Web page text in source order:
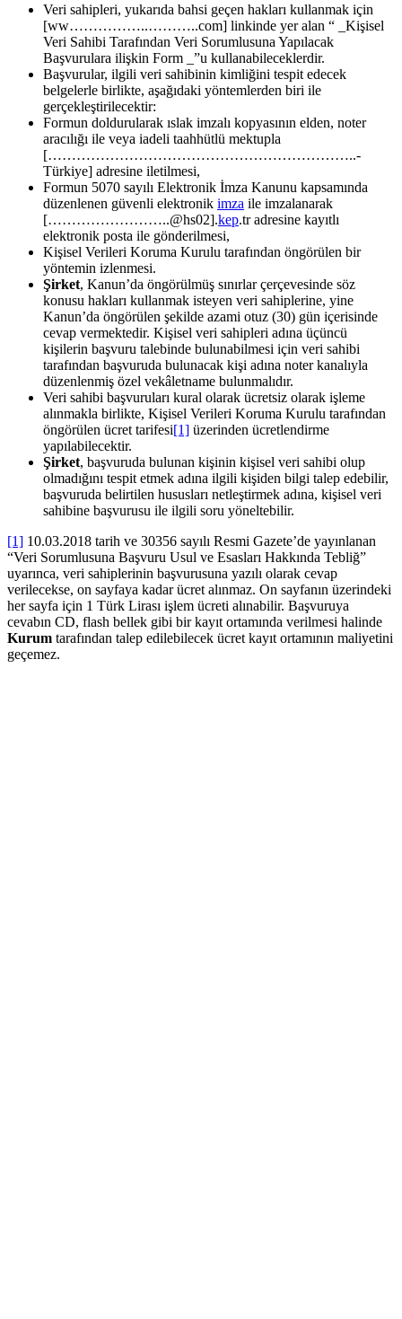
Veri sahipleri, yukarıda bahsi geçen hakları kullanmak için
[ww……………..………..com] linkinde yer alan “ _Kişisel
Veri Sahibi Tarafından Veri Sorumlusuna Yapılacak
Başvurulara ilişkin Form _”u kullanabileceklerdir.
Başvurular, ilgili veri sahibinin kimliğini tespit edecek
belgelerle birlikte, aşağıdaki yöntemlerden biri ile
gerçekleştirilecektir:
Formun doldurularak ıslak imzalı kopyasının elden, noter
aracılığı ile veya iadeli taahhütlü mektupla
[………………………………………………………..-
Türkiye] adresine iletilmesi,
Formun 5070 sayılı Elektronik İmza Kanunu kapsamında
düzenlenen güvenli elektronik imza ile imzalanarak
[……………………..@hs02].kep.tr adresine kayıtlı
elektronik posta ile gönderilmesi,
Kişisel Verileri Koruma Kurulu tarafından öngörülen bir
yöntemin izlenmesi.
Şirket, Kanun’da öngörülmüş sınırlar çerçevesinde söz
konusu hakları kullanmak isteyen veri sahiplerine, yine
Kanun’da öngörülen şekilde azami otuz (30) gün içerisinde
cevap vermektedir. Kişisel veri sahipleri adına üçüncü
kişilerin başvuru talebinde bulunabilmesi için veri sahibi
tarafından başvuruda bulunacak kişi adına noter kanalıyla
düzenlenmiş özel vekâletname bulunmalıdır.
Veri sahibi başvuruları kural olarak ücretsiz olarak işleme
alınmakla birlikte, Kişisel Verileri Koruma Kurulu tarafından
öngörülen ücret tarifesi[1] üzerinden ücretlendirme
yapılabilecektir.
Şirket, başvuruda bulunan kişinin kişisel veri sahibi olup
olmadığını tespit etmek adına ilgili kişiden bilgi talep edebilir,
başvuruda belirtilen hususları netleştirmek adına, kişisel veri
sahibine başvurusu ile ilgili soru yöneltebilir.
[1] 10.03.2018 tarih ve 30356 sayılı Resmi Gazete’de yayınlanan
“Veri Sorumlusuna Başvuru Usul ve Esasları Hakkında Tebliğ”
uyarınca, veri sahiplerinin başvurusuna yazılı olarak cevap
verilecekse, on sayfaya kadar ücret alınmaz. On sayfanın üzerindeki
her sayfa için 1 Türk Lirası işlem ücreti alınabilir. Başvuruya
cevabın CD, flash bellek gibi bir kayıt ortamında verilmesi halinde
Kurum tarafından talep edilebilecek ücret kayıt ortamının maliyetini
geçemez.